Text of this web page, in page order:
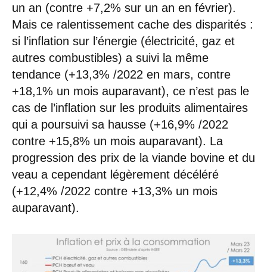
un an (contre +7,2% sur un an en février).
Mais ce ralentissement cache des disparités :
si l’inflation sur l’énergie (électricité, gaz et
autres combustibles) a suivi la même
tendance (+13,3% /2022 en mars, contre
+18,1% un mois auparavant), ce n’est pas le
cas de l’inflation sur les produits alimentaires
qui a poursuivi sa hausse (+16,9% /2022
contre +15,8% un mois auparavant). La
progression des prix de la viande bovine et du
veau a cependant légèrement décéléré
(+12,4% /2022 contre +13,3% un mois
auparavant).